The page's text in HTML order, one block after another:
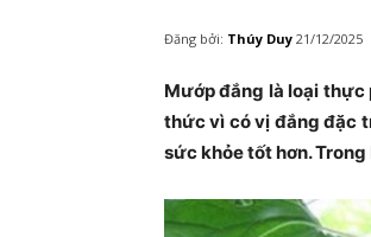
Đăng bởi: Thúy Duy 21/12/2025
Mướp đắng là loại thực
thức vì có vị đắng đặc
sức khỏe tốt hơn.